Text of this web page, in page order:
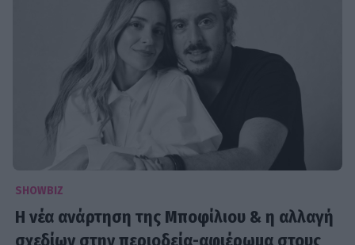
SHOWBIZ
H νέα ανάρτηση της Μποφίλιου & η αλλαγή